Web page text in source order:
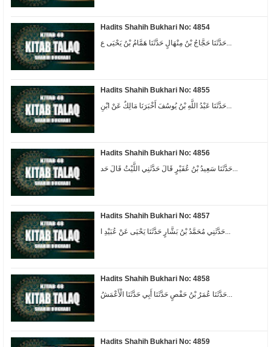
Hadits Shahih Bukhari No: 4854
حَدَّثَنَا حَجَّاجُ بْنُ مِنْهَالٍ حَدَّثَنَا هَمَّامُ بْنُ يَحْيَى ع...
Hadits Shahih Bukhari No: 4855
حَدَّثَنَا عَبْدُ اللَّهِ بْنُ يُوسُفَ أَخْبَرَنَا مَالِكٌ عَنْ ابْنِ...
Hadits Shahih Bukhari No: 4856
حَدَّثَنَا سَعِيدُ بْنُ عُفَيْرٍ قَالَ حَدَّثَنِي اللَّيْثُ قَالَ حَد...
Hadits Shahih Bukhari No: 4857
حَدَّثَنِي مُحَمَّدُ بْنُ بَشَّارٍ حَدَّثَنَا يَحْيَى عَنْ عُبَيْدِ ا...
Hadits Shahih Bukhari No: 4858
Hadits Shahih Bukhari No: 4859